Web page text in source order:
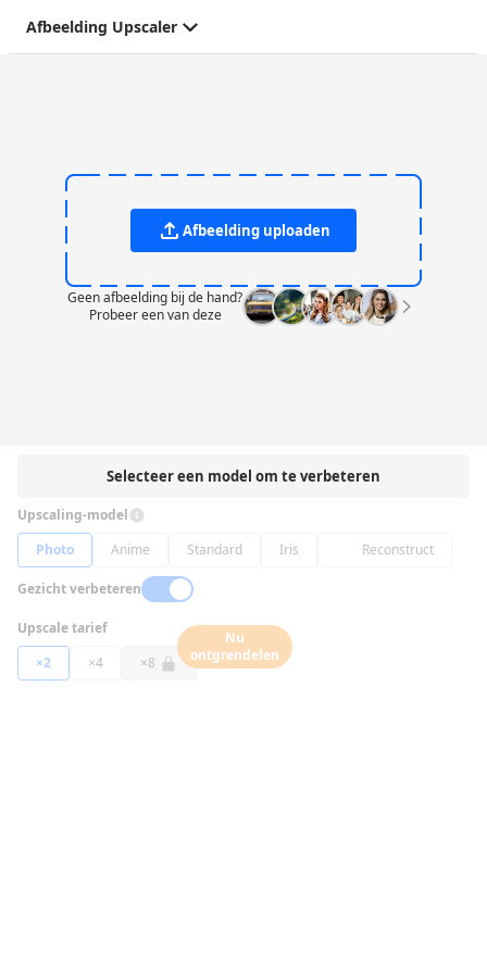
Afbeelding Upscaler
Selecteer een model om te verbeteren
Upscaling-model
Photo
Anime Standard Iris Reconstruct
Gezicht verbeteren
Upscale tarief
×2
×4 ×8
Nu
ontgrendelen
Afbeelding uploaden
Geen afbeelding bij de hand?
Probeer een van deze